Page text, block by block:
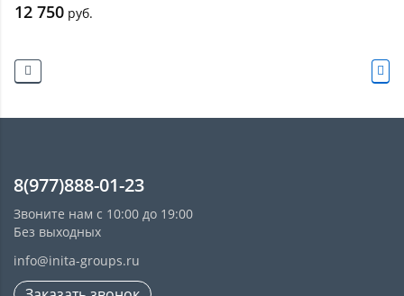
12 750 руб.
8(977)888-01-23
Звоните нам с 10:00 до 19:00
Без выходных
info@inita-groups.ru